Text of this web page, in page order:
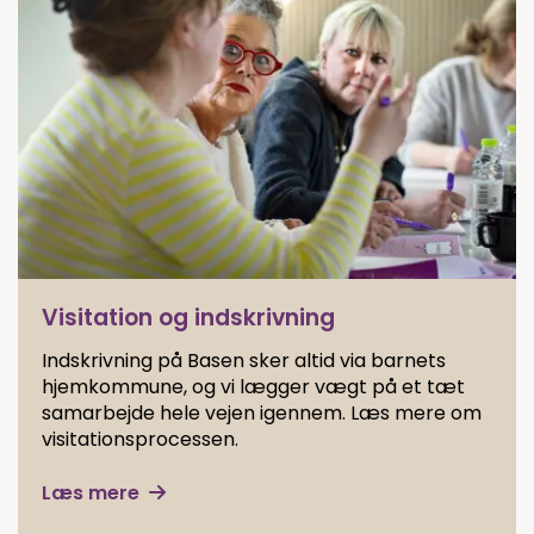
Visitation og indskrivning
Indskrivning på Basen sker altid via barnets
hjemkommune, og vi lægger vægt på et tæt
samarbejde hele vejen igennem. Læs mere om
visitationsprocessen.
Læs mere